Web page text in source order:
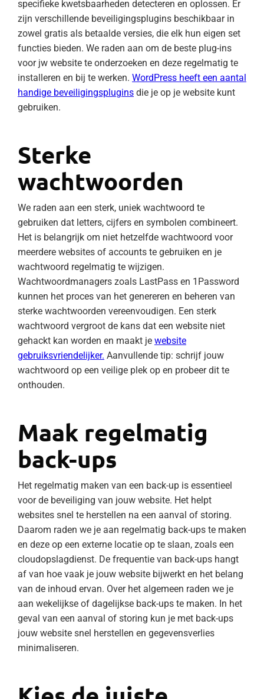
specifieke kwetsbaarheden detecteren en oplossen. Er
zijn verschillende beveiligingsplugins beschikbaar in
zowel gratis als betaalde versies, die elk hun eigen set
functies bieden. We raden aan om de beste plug-ins
voor jw website te onderzoeken en deze regelmatig te
installeren en bij te werken. WordPress heeft een aantal
handige beveiligingsplugins die je op je website kunt
gebruiken.
Sterke
wachtwoorden
We raden aan een sterk, uniek wachtwoord te
gebruiken dat letters, cijfers en symbolen combineert.
Het is belangrijk om niet hetzelfde wachtwoord voor
meerdere websites of accounts te gebruiken en je
wachtwoord regelmatig te wijzigen.
Wachtwoordmanagers zoals LastPass en 1Password
kunnen het proces van het genereren en beheren van
sterke wachtwoorden vereenvoudigen. Een sterk
wachtwoord vergroot de kans dat een website niet
gehackt kan worden en maakt je website
gebruiksvriendelijker. Aanvullende tip: schrijf jouw
wachtwoord op een veilige plek op en probeer dit te
onthouden.
Maak regelmatig
back-ups
Het regelmatig maken van een back-up is essentieel
voor de beveiliging van jouw website. Het helpt
websites snel te herstellen na een aanval of storing.
Daarom raden we je aan regelmatig back-ups te maken
en deze op een externe locatie op te slaan, zoals een
cloudopslagdienst. De frequentie van back-ups hangt
af van hoe vaak je jouw website bijwerkt en het belang
van de inhoud ervan. Over het algemeen raden we je
aan wekelijkse of dagelijkse back-ups te maken. In het
geval van een aanval of storing kun je met back-ups
jouw website snel herstellen en gegevensverlies
minimaliseren.